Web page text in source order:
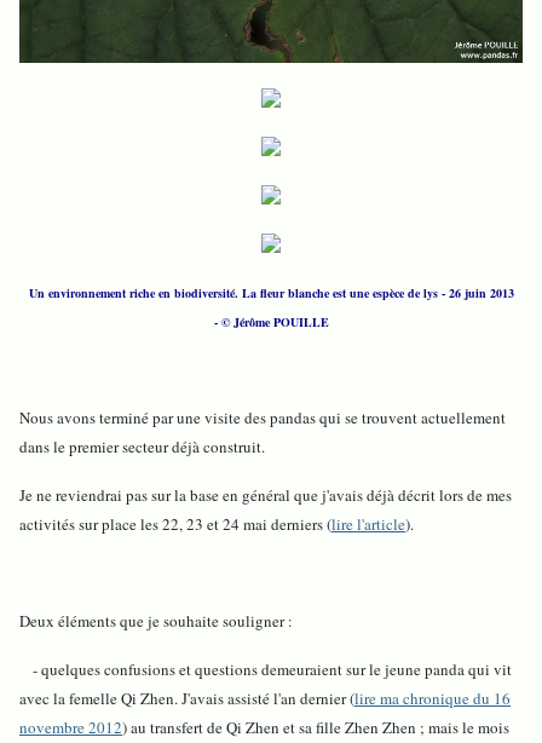
Un environnement riche en biodiversité. La fleur blanche est une espèce de lys - 26 juin 2013
- © Jérôme POUILLE
Nous avons terminé par une visite des pandas qui se trouvent actuellement
dans le premier secteur déjà construit.
Je ne reviendrai pas sur la base en général que j'avais déjà décrit lors de mes
activités sur place les 22, 23 et 24 mai derniers (lire l'article).
Deux éléments que je souhaite souligner :
- quelques confusions et questions demeuraient sur le jeune panda qui vit
avec la femelle Qi Zhen. J'avais assisté l'an dernier (lire ma chronique du 16
novembre 2012) au transfert de Qi Zhen et sa fille Zhen Zhen ; mais le mois